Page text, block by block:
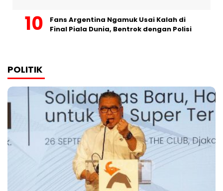
Fans Argentina Ngamuk Usai Kalah di
Final Piala Dunia, Bentrok dengan Polisi
POLITIK